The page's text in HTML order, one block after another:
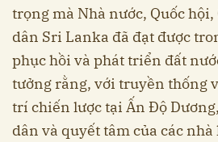
trọng mà Nhà nước, Quốc
dân Sri Lanka đã đạt được
phục hồi và phát triển đất
tưởng rằng, với truyền thống
trí chiến lược tại Ấn Độ
dân và quyết tâm của các